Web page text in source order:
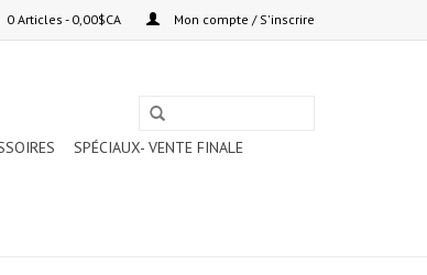
0 Articles - 0,00$CA Mon compte / S'inscrire
SPÉCIAUX- VENTE FINALE